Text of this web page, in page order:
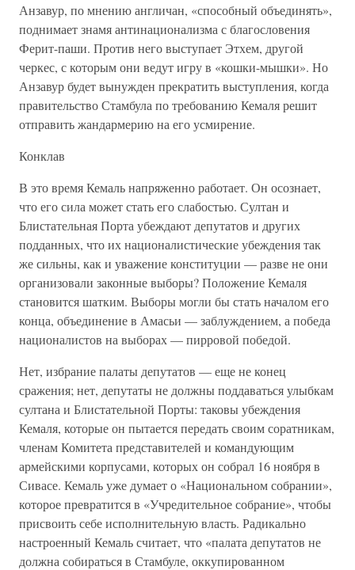
Анзавур, по мнению англичан, «способный объединять»,
поднимает знамя антинационализма с благословения
Ферит-паши. Против него выступает Этхем, другой
черкес, с которым они ведут игру в «кошки-мышки». Но
Анзавур будет вынужден прекратить выступления, когда
правительство Стамбула по требованию Кемаля решит
отправить жандармерию на его усмирение.
Конклав
В это время Кемаль напряженно работает. Он осознает,
что его сила может стать его слабостью. Султан и
Блистательная Порта убеждают депутатов и других
подданных, что их националистические убеждения так
же сильны, как и уважение конституции — разве не они
организовали законные выборы? Положение Кемаля
становится шатким. Выборы могли бы стать началом его
конца, объединение в Амасьи — заблуждением, а победа
националистов на выборах — пирровой победой.
Нет, избрание палаты депутатов — еще не конец
сражения; нет, депутаты не должны поддаваться улыбкам
султана и Блистательной Порты: таковы убеждения
Кемаля, которые он пытается передать своим соратникам,
членам Комитета представителей и командующим
армейскими корпусами, которых он собрал 16 ноября в
Сивасе. Кемаль уже думает о «Национальном собрании»,
которое превратится в «Учредительное собрание», чтобы
присвоить себе исполнительную власть. Радикально
настроенный Кемаль считает, что «палата депутатов не
должна собираться в Стамбуле, оккупированном